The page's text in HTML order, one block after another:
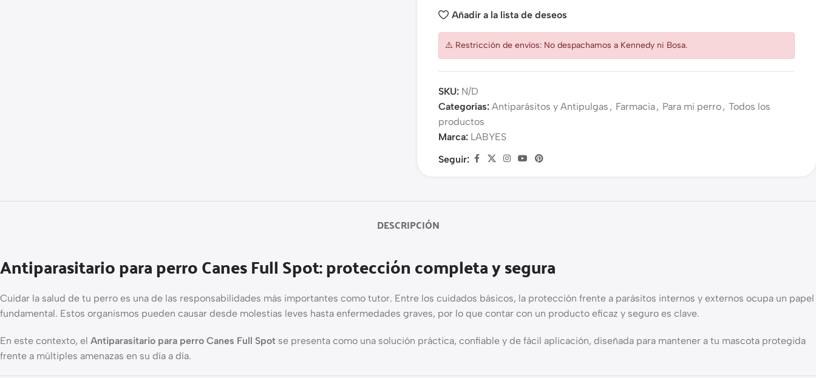
Añadir a la lista de deseos
⚠️ Restricción de envíos: No despachamos a Kennedy ni Bosa.
SKU: N/D
Categorías: Antiparásitos y Antipulgas , Farmacia, Para mi perro, Todos los
productos
Marca: LABYES
Seguir:
DESCRIPCIÓN
Antiparasitario para perro Canes Full Spot: protección completa y segura
Cuidar la salud de tu perro es una de las responsabilidades más importantes como tutor. Entre los cuidados básicos, la protección frente a parásitos internos y externos ocupa un papel
fundamental. Estos organismos pueden causar desde molestias leves hasta enfermedades graves, por lo que contar con un producto eficaz y seguro es clave.
En este contexto, el Antiparasitario para perro Canes Full Spot se presenta como una solución práctica, confiable y de fácil aplicación, diseñada para mantener a tu mascota protegida
frente a múltiples amenazas en su día a día.